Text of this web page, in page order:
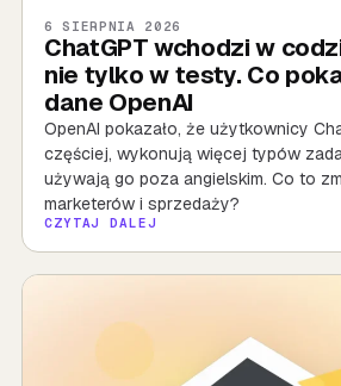
ChatGPT wchodzi w
nie tylko w testy. Co
dane OpenAI
6 SIERPNIA 2026
OpenAI pokazało, że użytkownicy
częściej, wykonują więcej typów
używają go poza angielskim. Co to
marketerów i sprzedaży?
CZYTAJ DALEJ